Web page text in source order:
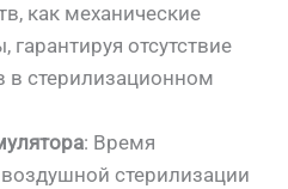
как механические
гарантируя отсутствие
в стерилизационном
: Время
стерилизации